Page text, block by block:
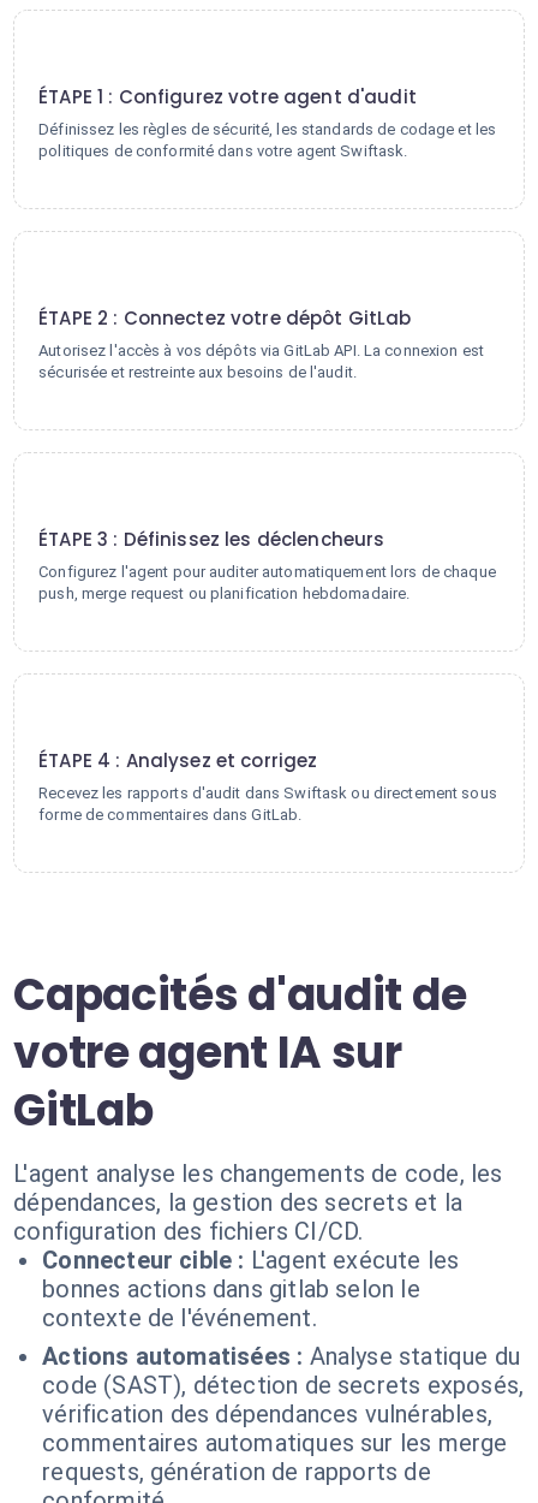
ÉTAPE 1 : Configurez votre agent d'audit
Définissez les règles de sécurité, les standards de codage et les
politiques de conformité dans votre agent Swiftask.
ÉTAPE 2 : Connectez votre dépôt GitLab
Autorisez l'accès à vos dépôts via GitLab API. La connexion est
sécurisée et restreinte aux besoins de l'audit.
ÉTAPE 3 : Définissez les déclencheurs
Configurez l'agent pour auditer automatiquement lors de chaque
push, merge request ou planification hebdomadaire.
ÉTAPE 4 : Analysez et corrigez
Recevez les rapports d'audit dans Swiftask ou directement sous
forme de commentaires dans GitLab.
Capacités d'audit de
votre agent IA sur
GitLab
L'agent analyse les changements de code, les
dépendances, la gestion des secrets et la
configuration des fichiers CI/CD.
Connecteur cible : L'agent exécute les
bonnes actions dans gitlab selon le
contexte de l'événement.
Actions automatisées : Analyse statique du
code (SAST), détection de secrets exposés,
vérification des dépendances vulnérables,
commentaires automatiques sur les merge
requests, génération de rapports de